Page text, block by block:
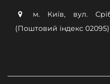
м. Київ, вул.
(Поштовий індекс 02095)